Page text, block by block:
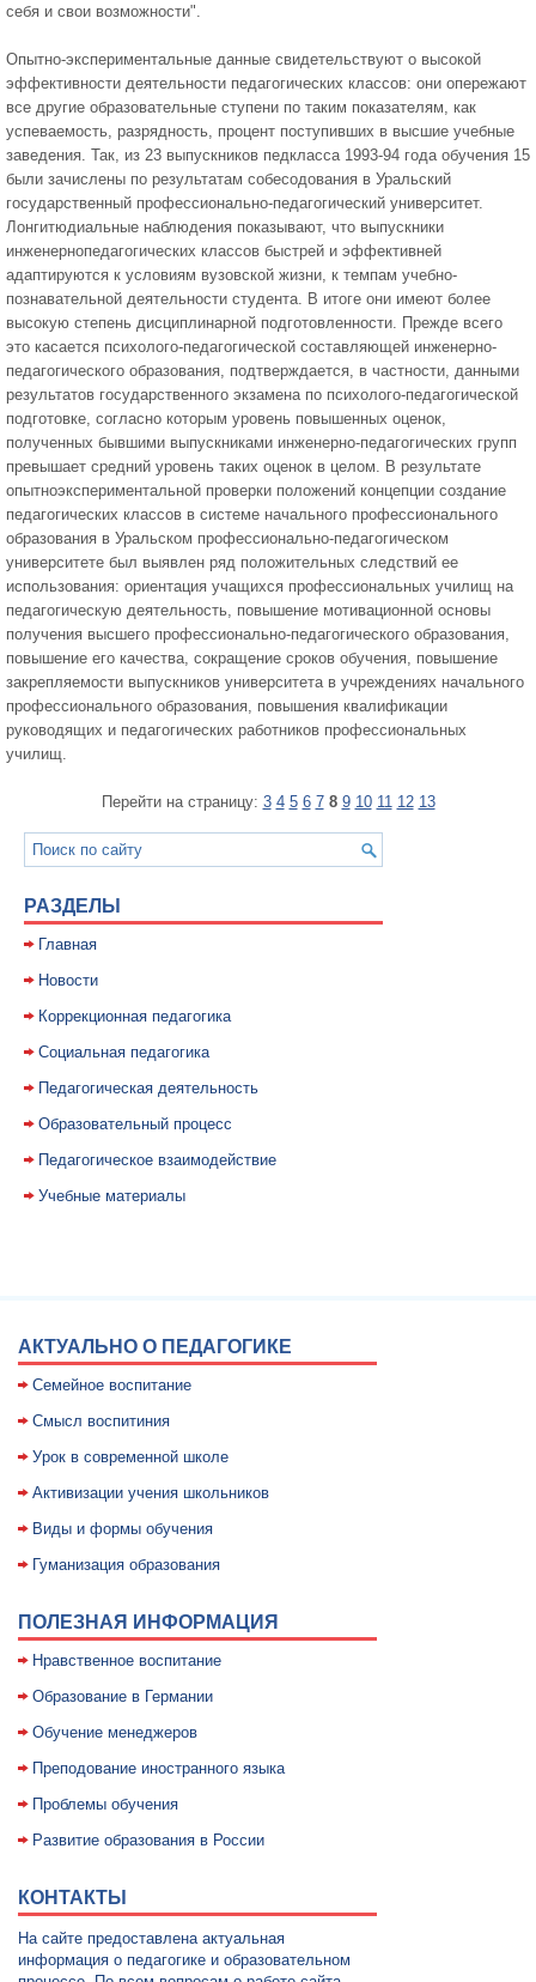
себя и свои возможности".
Опытно-экспериментальные данные свидетельствуют о высокой
эффективности деятельности педагогических классов: они опережают
все другие образовательные ступени по таким показателям, как
успеваемость, разрядность, процент поступивших в высшие учебные
заведения. Так, из 23 выпускников педкласса 1993-94 года обучения 15
были зачислены по результатам собесодования в Уральский
государственный профессионально-педагогический университет.
Лонгитюдиальные наблюдения показывают, что выпускники
инженернопедагогических классов быстрей и эффективней
адаптируются к условиям вузовской жизни, к темпам учебно-
познавательной деятельности студента. В итоге они имеют более
высокую степень дисциплинарной подготовленности. Прежде всего
это касается психолого-педагогической составляющей инженерно-
педагогического образования, подтверждается, в частности, данными
результатов государственного экзамена по психолого-педагогической
подготовке, согласно которым уровень повышенных оценок,
полученных бывшими выпускниками инженерно-педагогических групп
превышает средний уровень таких оценок в целом. В результате
опытноэкспериментальной проверки положений концепции создание
педагогических классов в системе начального профессионального
образования в Уральском профессионально-педагогическом
университете был выявлен ряд положительных следствий ее
использования: ориентация учащихся профессиональных училищ на
педагогическую деятельность, повышение мотивационной основы
получения высшего профессионально-педагогического образования,
повышение его качества, сокращение сроков обучения, повышение
закрепляемости выпускников университета в учреждениях начального
профессионального образования, повышения квалификации
руководящих и педагогических работников профессиональных
училищ.
Перейти на страницу: 3 4 5 6 7 8 9 10 11 12 13
РАЗДЕЛЫ
Главная
Новости
Коррекционная педагогика
Социальная педагогика
Педагогическая деятельность
Образовательный процесс
Педагогическое взаимодействие
Учебные материалы
АКТУАЛЬНО О ПЕДАГОГИКЕ
Семейное воспитание
Смысл воспитиния
Уpок в совpеменной школе
Активизации учения школьников
Виды и формы обучения
Гуманизация образования
ПОЛЕЗНАЯ ИНФОРМАЦИЯ
Нравственное воспитание
Образование в Германии
Обучение менеджеров
Преподование иностранного языка
Проблемы обучения
Развитие образования в России
КОНТАКТЫ
На сайте предоставлена актуальная
информация о педагогике и образовательном